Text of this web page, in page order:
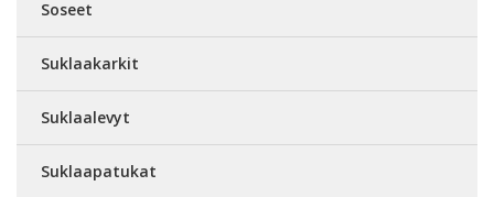
Soseet
Suklaakarkit
Suklaalevyt
Suklaapatukat